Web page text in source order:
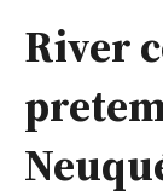
River